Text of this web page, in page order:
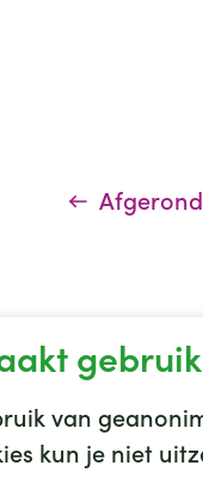
van
kun je niet